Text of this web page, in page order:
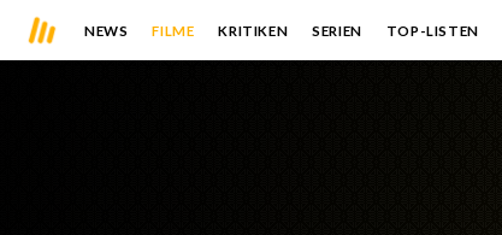
NEWS FILME KRITIKEN SERIEN TOP-LISTEN